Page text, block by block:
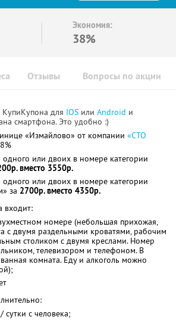
Экономия:
38%
Отзывы Вопросы по акции
для IOS или Android и
смартфона. Это удобно :)
«Измайлово» от компании «СТО
или двоих в номере категории
вместо 3550р.
или двоих в номере категории
за 2700р. вместо 4350р.
входит:
номере (небольшая прихожая,
с двумя раздельными кроватями, рабочим
столиком с двумя креслами. Номер
телевизором и телефоном. В
комната. Еду и алкоголь можно
сутки с человека;